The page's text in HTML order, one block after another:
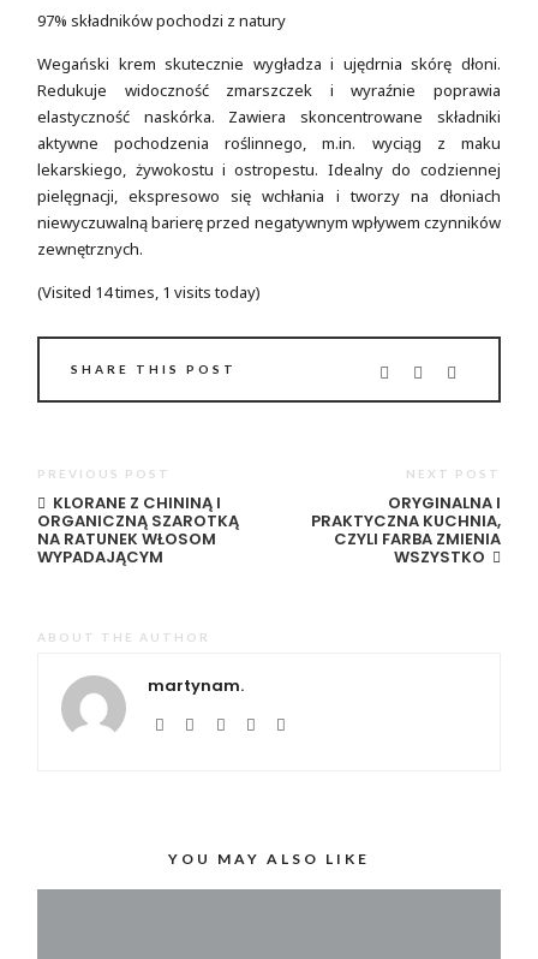
97% składników pochodzi z natury
Wegański krem skutecznie wygładza i ujędrnia skórę dłoni.
Redukuje widoczność zmarszczek i wyraźnie poprawia
elastyczność naskórka. Zawiera skoncentrowane składniki
aktywne pochodzenia roślinnego, m.in. wyciąg z maku
lekarskiego, żywokostu i ostropestu. Idealny do codziennej
pielęgnacji, ekspresowo się wchłania i tworzy na dłoniach
niewyczuwalną barierę przed negatywnym wpływem czynników
zewnętrznych.
(Visited 14 times, 1 visits today)
SHARE THIS POST
PREVIOUS POST
KLORANE Z CHININĄ I
ORGANICZNĄ SZAROTKĄ
NA RATUNEK WŁOSOM
WYPADAJĄCYM
NEXT POST
ORYGINALNA I
PRAKTYCZNA KUCHNIA,
CZYLI FARBA ZMIENIA
WSZYSTKO
ABOUT THE AUTHOR
martynam.
YOU MAY ALSO LIKE